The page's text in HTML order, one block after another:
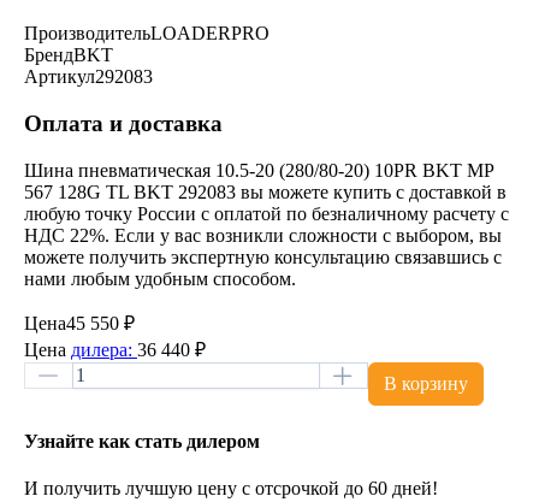
ПроизводительLOADERPRO
БрендBKT
Артикул292083
Оплата и доставка
Шина пневматическая 10.5-20 (280/80-20) 10PR BKT MP
567 128G TL BKT 292083 вы можете купить с доставкой в
любую точку России с оплатой по безналичному расчету с
НДС 22%. Если у вас возникли сложности с выбором, вы
можете получить экспертную консультацию связавшись с
нами любым удобным способом.
Цена45 550 ₽
Цена дилера: 36 440 ₽
В корзину
Узнайте как стать дилером
И получить лучшую цену с отсрочкой до 60 дней!